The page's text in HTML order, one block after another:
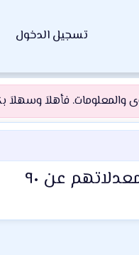
تسجيل الدخول
والمعلومات. فأهلاَ وسهلاَ
عن ٩٠